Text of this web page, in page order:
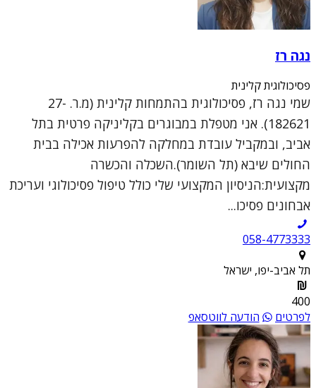
נגה רז
פסיכולוגית קלינית
שמי נגה רז, פסיכולוגית בהתמחות קלינית (מ.ר. 27-
182621). אני מטפלת במבוגרים בקליניקה פרטית בתל
אביב, ובמקביל עובדת במחלקה להפרעות אכילה בבית
החולים שיבא (תל השומר).השכלה והכשרה
מקצועית:הניסיון המקצועי שלי כולל טיפול פסיכולוגי ועריכת
אבחונים פסיכו...
058-4773333
תל אביב-יפו, ישראל
400
לפרטים
הודעה לווטסאפ